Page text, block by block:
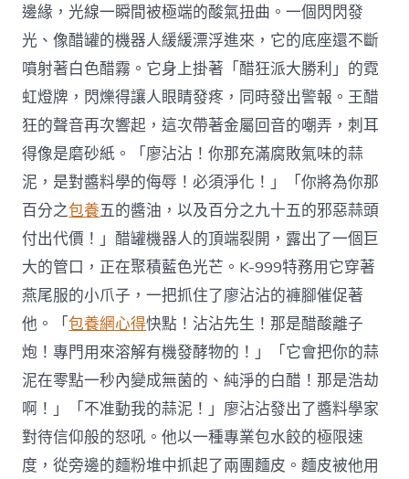
邊緣，光線一瞬間被極端的酸氣扭曲。一個閃閃發
光、像醋罐的機器人緩緩漂浮進來，它的底座還不斷
噴射著白色醋霧。它身上掛著「醋狂派大勝利」的霓
虹燈牌，閃爍得讓人眼睛發疼，同時發出警報。王醋
狂的聲音再次響起，這次帶著金屬回音的嘲弄，刺耳
得像是磨砂紙。「廖沾沾！你那充滿腐敗氣味的蒜
泥，是對醬料學的侮辱！必須淨化！」「你將為你那
百分之包養五的醬油，以及百分之九十五的邪惡蒜頭
付出代價！」醋罐機器人的頂端裂開，露出了一個巨
大的管口，正在聚積藍色光芒。K-999特務用它穿著
燕尾服的小爪子，一把抓住了廖沾沾的褲腳催促著
他。「包養網心得快點！沾沾先生！那是醋酸離子
炮！專門用來溶解有機發酵物的！」「它會把你的蒜
泥在零點一秒內變成無菌的、純淨的白醋！那是浩劫
啊！」「不准動我的蒜泥！」廖沾沾發出了醬料學家
對待信仰般的怒吼。他以一種專業包水餃的極限速
度，從旁邊的麵粉堆中抓起了兩團麵皮。麵皮被他用